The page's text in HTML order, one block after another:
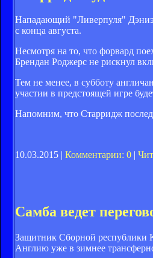
Нападающий "Ливерпуля"
с конца августа.
Несмотря на то, что форвард
Брендан Роджерс не рискнул
Тем не менее, в субботу
участии в предстоящей игре
Напомним, что Старридж
10.03.2015 | Комментарии: 0
Самба ведет
Защитник Сборной республики
Англию уже в зимнее